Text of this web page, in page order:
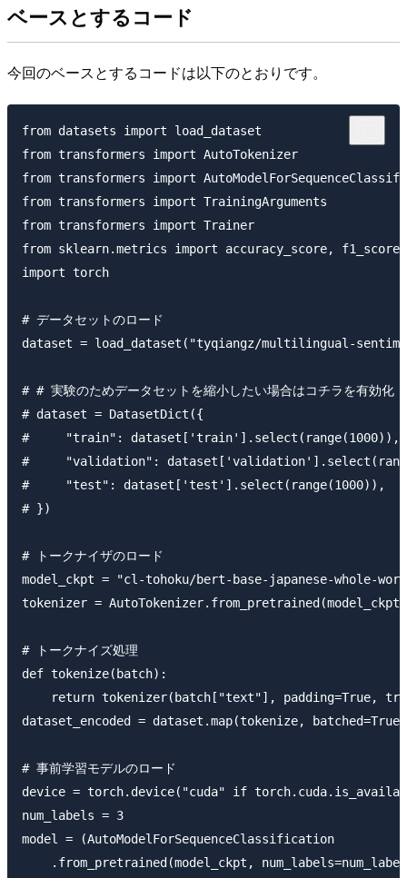
ベースとするコード
今回のベースとするコードは以下のとおりです。
from datasets import load_dataset
from transformers import AutoTokenizer
from transformers import
from transformers import TrainingArguments
from transformers import Trainer
from sklearn.metrics import accuracy_score, f1_score
import torch
# データセットのロード
dataset = load_dataset("tyqiangz/multilingual-
# # 実験のためデータセットを縮小したい場合はコチラを有効化
# dataset = DatasetDict({
#     "train": dataset['train'].select(range(1000)),
#     "validation":
#     "test": dataset['test'].select(range(1000)),
# })
# トークナイザのロード
model_ckpt = "cl-tohoku/bert-base-japanese-whole-
tokenizer = AutoTokenizer.from_pretrained(model_ckpt)
# トークナイズ処理
def tokenize(batch):
return tokenizer(batch["text"], padding=True,
dataset_encoded = dataset.map(tokenize,
# 事前学習モデルのロード
device = torch.device("cuda" if
num_labels = 3
model = (AutoModelForSequenceClassification
.from_pretrained(model_ckpt,